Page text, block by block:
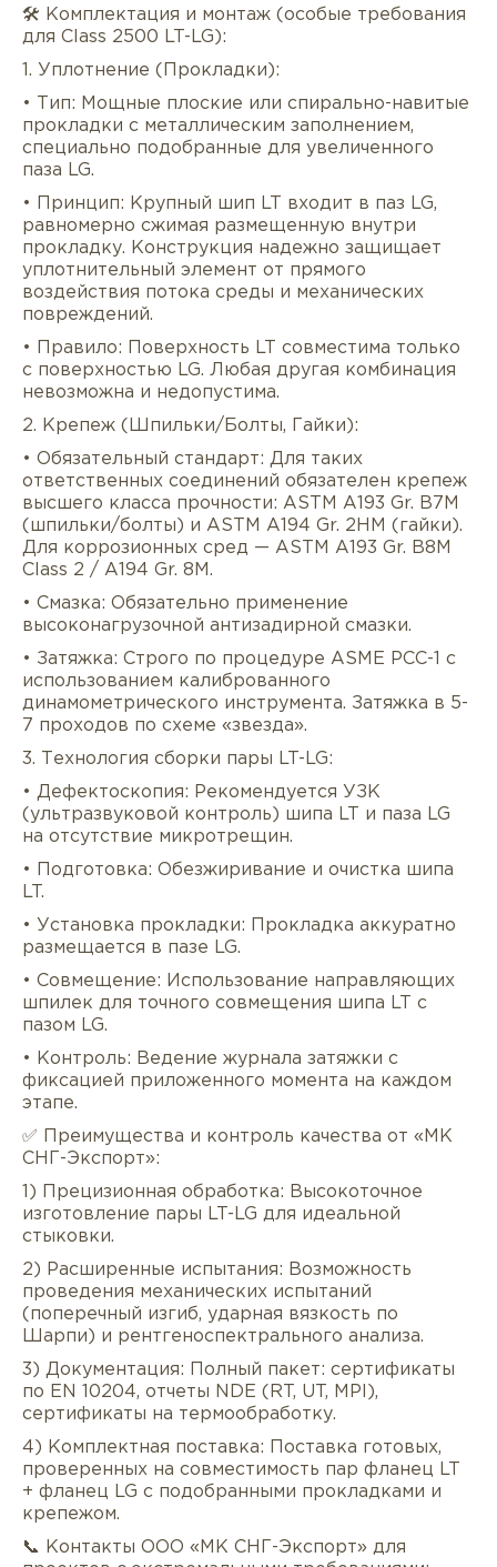
🛠️ Комплектация и монтаж (особые требования
для Class 2500 LT-LG):
1. Уплотнение (Прокладки):
• Тип: Мощные плоские или спирально-навитые
прокладки с металлическим заполнением,
специально подобранные для увеличенного
паза LG.
• Принцип: Крупный шип LT входит в паз LG,
равномерно сжимая размещенную внутри
прокладку. Конструкция надежно защищает
уплотнительный элемент от прямого
воздействия потока среды и механических
повреждений.
• Правило: Поверхность LT совместима только
с поверхностью LG. Любая другая комбинация
невозможна и недопустима.
2. Крепеж (Шпильки/Болты, Гайки):
• Обязательный стандарт: Для таких
ответственных соединений обязателен крепеж
высшего класса прочности: ASTM A193 Gr. B7M
(шпильки/болты) и ASTM A194 Gr. 2HM (гайки).
Для коррозионных сред — ASTM A193 Gr. B8M
Class 2 / A194 Gr. 8M.
• Смазка: Обязательно применение
высоконагрузочной антизадирной смазки.
• Затяжка: Строго по процедуре ASME PCC-1 с
использованием калиброванного
динамометрического инструмента. Затяжка в 5-
7 проходов по схеме «звезда».
3. Технология сборки пары LT-LG:
• Дефектоскопия: Рекомендуется УЗК
(ультразвуковой контроль) шипа LT и паза LG
на отсутствие микротрещин.
• Подготовка: Обезжиривание и очистка шипа
LT.
• Установка прокладки: Прокладка аккуратно
размещается в пазе LG.
• Совмещение: Использование направляющих
шпилек для точного совмещения шипа LT с
пазом LG.
• Контроль: Ведение журнала затяжки с
фиксацией приложенного момента на каждом
этапе.
✅ Преимущества и контроль качества от «МК
СНГ-Экспорт»:
1) Прецизионная обработка: Высокоточное
изготовление пары LT-LG для идеальной
стыковки.
2) Расширенные испытания: Возможность
проведения механических испытаний
(поперечный изгиб, ударная вязкость по
Шарпи) и рентгеноспектрального анализа.
3) Документация: Полный пакет: сертификаты
по EN 10204, отчеты NDE (RT, UT, MPI),
сертификаты на термообработку.
4) Комплектная поставка: Поставка готовых,
проверенных на совместимость пар фланец LT
+ фланец LG с подобранными прокладками и
крепежом.
📞 Контакты ООО «МК СНГ-Экспорт» для